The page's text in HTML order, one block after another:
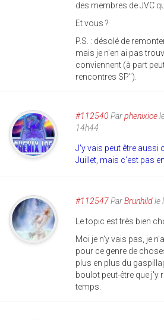
des membres de JVC
Et vous ?
P.S. : désolé de
mais je n'en ai pas
conviennent (à part
rencontres SP").
#112540 Parphenixice
14h44
J'y vais peut être aussi
Juillet, mais c'est pas
#112547ParBrunhildle
Le topic est très bien
Moi je n'y vais pas, je
pour ce genre de
plus en plus du
boulot peut-être que j'y
temps.